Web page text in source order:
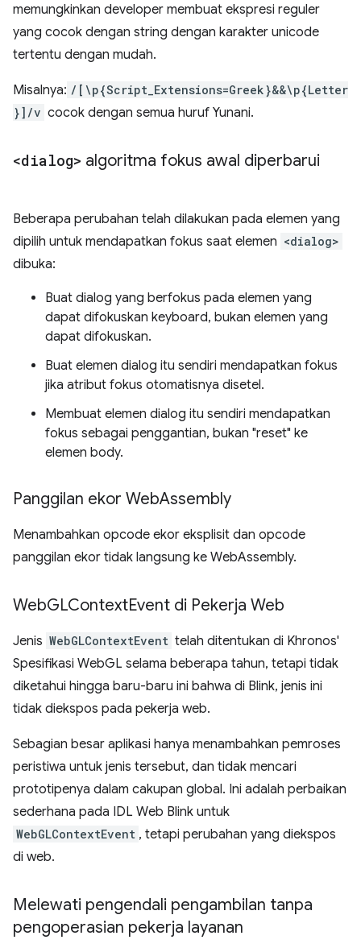
memungkinkan developer membuat ekspresi reguler
yang cocok dengan string dengan karakter unicode
tertentu dengan mudah.
Misalnya: /[\p{Script_Extensions=Greek}&&\p{Letter
}]/v cocok dengan semua huruf Yunani.
<dialog> algoritma fokus awal diperbarui
Beberapa perubahan telah dilakukan pada elemen yang
dipilih untuk mendapatkan fokus saat elemen <dialog>
dibuka:
Buat dialog yang berfokus pada elemen yang
dapat difokuskan keyboard, bukan elemen yang
dapat difokuskan.
Buat elemen dialog itu sendiri mendapatkan fokus
jika atribut fokus otomatisnya disetel.
Membuat elemen dialog itu sendiri mendapatkan
fokus sebagai penggantian, bukan "reset" ke
elemen body.
Panggilan ekor WebAssembly
Menambahkan opcode ekor eksplisit dan opcode
panggilan ekor tidak langsung ke WebAssembly.
WebGLContextEvent di Pekerja Web
Jenis WebGLContextEvent telah ditentukan di Khronos'
Spesifikasi WebGL selama beberapa tahun, tetapi tidak
diketahui hingga baru-baru ini bahwa di Blink, jenis ini
tidak diekspos pada pekerja web.
Sebagian besar aplikasi hanya menambahkan pemroses
peristiwa untuk jenis tersebut, dan tidak mencari
prototipenya dalam cakupan global. Ini adalah perbaikan
sederhana pada IDL Web Blink untuk
WebGLContextEvent , tetapi perubahan yang diekspos
di web.
Melewati pengendali pengambilan tanpa
pengoperasian pekerja layanan